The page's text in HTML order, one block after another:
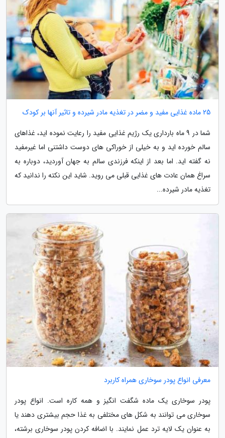
25 ماده غذایی مفید و مضر در تغذیه مادر شیرده و تاثیر آنها بر کودک
شما در 9 ماه بارداری یک رژیم غذایی مفید را رعایت نموده اید، غذاهای
سالم خورده اید و به خیلی از خوراکی های دوست داشتنی اما غیرمفید
نه گفته اید. اما بعد از اینکه فرزندی سالم به جهان آوردید، دوباره به
سراغ همان عادت های غذایی قبلی می روید. شاید این نکته را ندانید که
تغذیه مادر شیرده...
معرفی انواع پودر سوخاری همراه کاربرد
پودر سوخاری یک ماده شگفت انگیز و همه کاره است. انواع پودر
سوخاری می توانند به شکل های مختلفی به غذا حجم بیشتری دهند یا
به عنوان یک لایه ترد عمل نمایند. با اضافه کردن پودر سوخاری برشته،